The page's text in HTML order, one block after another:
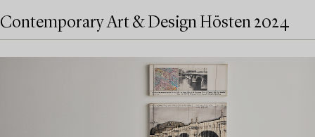
Contemporary Art & Design Hösten 2024